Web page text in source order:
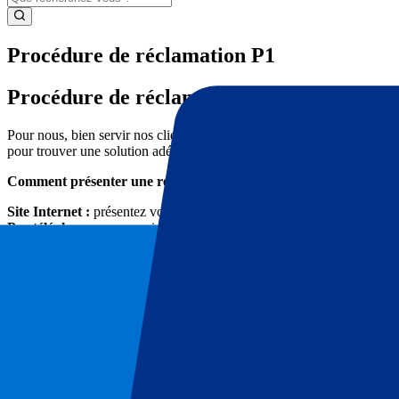
Procédure de réclamation P1
Procédure de réclamation P1
Pour nous, bien servir nos clients est quelque chose de
pour trouver une solution adéquate.
Comment présenter une réclamation auprès de P1 ?
Site Internet : présentez votre réclamation en ligne par le biais de
Par téléphone :communiquez-nous votre réclamation par téléphone
info@p1travel.fr
Comment votre réclamation sera-t-elle traitée par P1 ?
Nous nous efforcerons de répondre à votre réclamation dans les 7
dans ces 7 jours indiquant le délai dans lequel vous recevrez une
Vous n’êtes pas d’ accord avec la réponse de P1 à votre
Il est important pour nous que vous soyez satisfait(e) de notre